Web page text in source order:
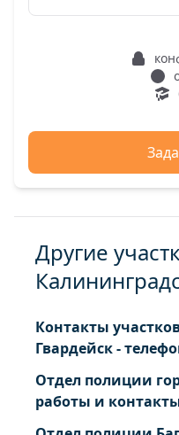
Другие
Контакты
Гвардейск -
Отдел полиции
работы и